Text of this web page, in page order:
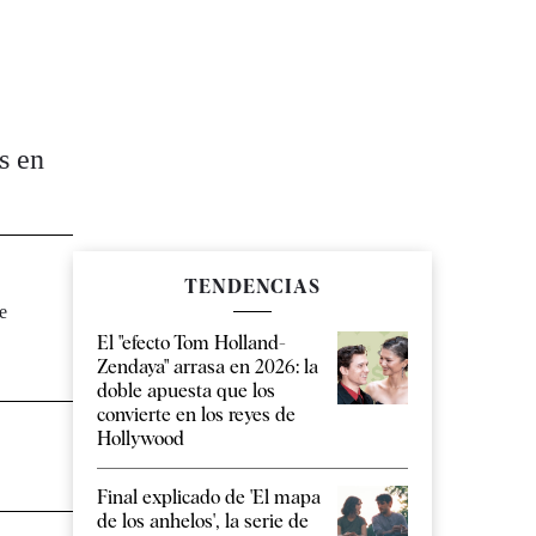
en
TENDENCIAS
El "efecto Tom Holland-
Zendaya" arrasa en 2026: la
doble apuesta que los
convierte en los reyes de
Hollywood
Final explicado de 'El mapa
de los anhelos', la serie de